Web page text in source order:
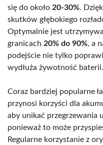
się do około 20-30%.
skutków głębokiego
Optymalnie jest
granicach 20% do 90%, a
podejście nie tylko
wydłuża żywotność baterii.
Coraz bardziej popularne
przynosi korzyści dla
aby unikać przegrzewania
ponieważ to może
Regularne korzystanie z